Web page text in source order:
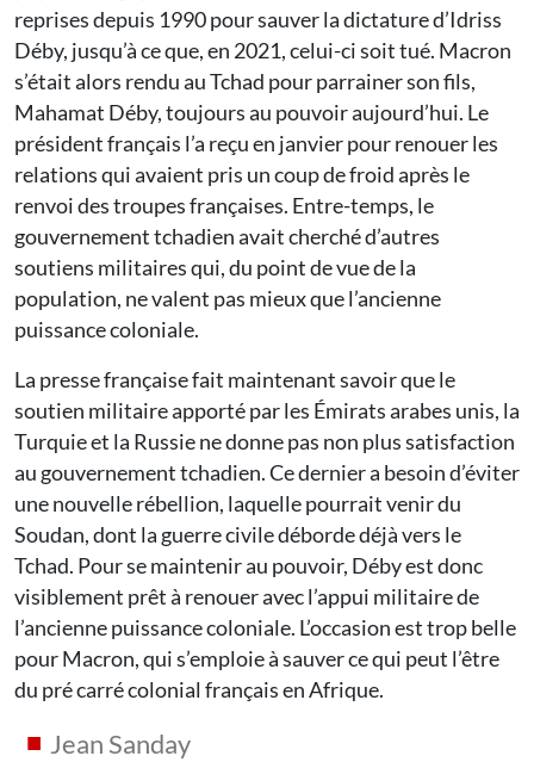
reprises depuis 1990 pour sauver la dictature d’Idriss
Déby, jusqu’à ce que, en 2021, celui-ci soit tué. Macron
s’était alors rendu au Tchad pour parrainer son fils,
Mahamat Déby, toujours au pouvoir aujourd’hui. Le
président français l’a reçu en janvier pour renouer les
relations qui avaient pris un coup de froid après le
renvoi des troupes françaises. Entre-temps, le
gouvernement tchadien avait cherché d’autres
soutiens militaires qui, du point de vue de la
population, ne valent pas mieux que l’ancienne
puissance coloniale.
La presse française fait maintenant savoir que le
soutien militaire apporté par les Émirats arabes unis, la
Turquie et la Russie ne donne pas non plus satisfaction
au gouvernement tchadien. Ce dernier a besoin d’éviter
une nouvelle rébellion, laquelle pourrait venir du
Soudan, dont la guerre civile déborde déjà vers le
Tchad. Pour se maintenir au pouvoir, Déby est donc
visiblement prêt à renouer avec l’appui militaire de
l’ancienne puissance coloniale. L’occasion est trop belle
pour Macron, qui s’emploie à sauver ce qui peut l’être
du pré carré colonial français en Afrique.
Jean Sanday